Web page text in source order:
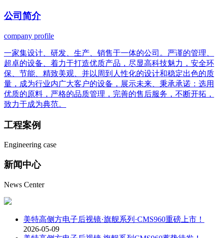
公司简介
company profile
一家集设计、研发、生产、销售于一体的公司。严谨的管理、
超卓的设备、着力于打造优质产品，尽显高科技魅力，安全环
保、节能、精致美观、并以周到人性化的设计和稳定出色的质
量，成为行业内广大客户的设备，展示未来、秉承承诺：选用
优质的原料，严格的品质管理，完善的售后服务，不断开拓，
致力于成为典范。
工程案例
Engineering case
新闻中心
News Center
美特高侧方电子后视镜·旗舰系列·CMS960重磅上市！
2026-05-09